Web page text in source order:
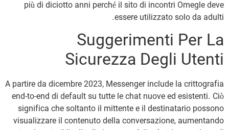
più di diciotto anni perché il sito di incontri Omegle deve
essere utilizzato solo da adulti.
Suggerimenti Per La
Sicurezza Degli Utenti
A partire da dicembre 2023, Messenger include la crittografia
end-to-end di default su tutte le chat nuove ed esistenti. Ciò
significa che soltanto il mittente e il destinatario possono
visualizzare il contenuto della conversazione, aumentando